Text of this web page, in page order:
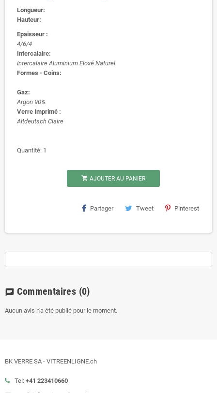
Longueur:
Hauteur:
Epaisseur :
4/6/4
Intercalaire:
Intercalaire Aluminium Eloxé Naturel
Formes - Coins:
Gaz:
Argon 90%
Verre Imprimé :
Altdeutsch Claire
Quantité: 1
 AJOUTER AU PANIER
Partager Tweet Pinterest
chat Commentaires (0)
Aucun avis n'a été publié pour le moment.
BK VERRE SA - VITREENLIGNE.ch
Tel: +41 223410660